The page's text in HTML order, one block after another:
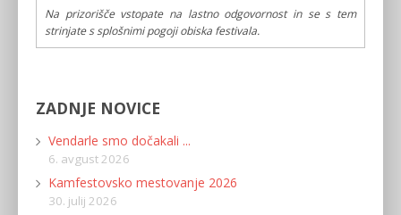
Na prizorišče vstopate na lastno odgovornost in se s tem
strinjate s splošnimi pogoji obiska festivala.
ZADNJE NOVICE
Vendarle smo dočakali ...
6. avgust 2026
Kamfestovsko mestovanje 2026
30. julij 2026